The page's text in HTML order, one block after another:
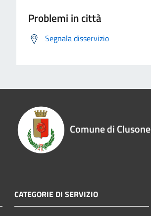
Problemi in città
Segnala disservizio
Comune di Clusone
CATEGORIE DI SERVIZIO